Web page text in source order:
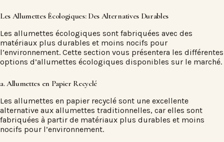
Les Allumettes Écologiques: Des Alternatives Durables
Les allumettes écologiques sont fabriquées avec des
matériaux plus durables et moins nocifs pour
l’environnement. Cette section vous présentera les différentes
options d’allumettes écologiques disponibles sur le marché.
a. Allumettes en Papier Recyclé
Les allumettes en papier recyclé sont une excellente
alternative aux allumettes traditionnelles, car elles sont
fabriquées à partir de matériaux plus durables et moins
nocifs pour l’environnement.